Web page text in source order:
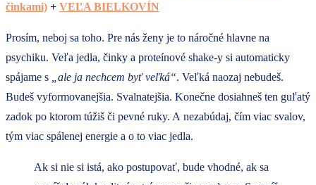
činkami) + VEĽA BIELKOVÍN
Prosím, neboj sa toho. Pre nás ženy je to náročné hlavne na
psychiku. Veľa jedla, činky a proteínové shake-y si automaticky
spájame s
„ale ja nechcem byť veľká“. Veľká naozaj nebudeš.
Budeš vyformovanejšia. Svalnatejšia. Konečne dosiahneš ten guľatý
zadok po ktorom túžiš či pevné ruky. A nezabúdaj, čím viac svalov,
tým viac spálenej energie a o to viac jedla.
Ak si nie si istá, ako postupovať, bude vhodné, ak sa